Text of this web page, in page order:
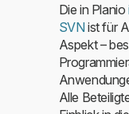
Die in Planio
SVNist für
Aspekt –
Alle